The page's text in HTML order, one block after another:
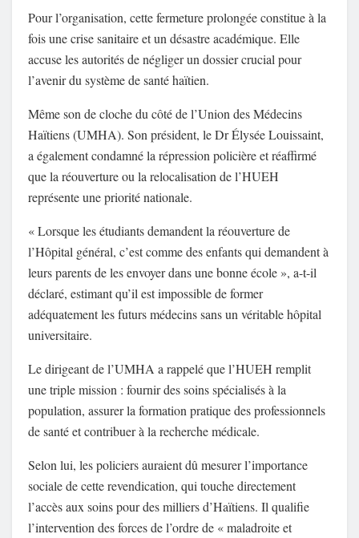
Pour l’organisation, cette fermeture prolongée constitue à la
fois une crise sanitaire et un désastre académique. Elle
accuse les autorités de négliger un dossier crucial pour
l’avenir du système de santé haïtien.
Même son de cloche du côté de l’Union des Médecins
Haïtiens (UMHA). Son président, le Dr Élysée Louissaint,
a également condamné la répression policière et réaffirmé
que la réouverture ou la relocalisation de l’HUEH
représente une priorité nationale.
« Lorsque les étudiants demandent la réouverture de
l’Hôpital général, c’est comme des enfants qui demandent à
leurs parents de les envoyer dans une bonne école », a-t-il
déclaré, estimant qu’il est impossible de former
adéquatement les futurs médecins sans un véritable hôpital
universitaire.
Le dirigeant de l’UMHA a rappelé que l’HUEH remplit
une triple mission : fournir des soins spécialisés à la
population, assurer la formation pratique des professionnels
de santé et contribuer à la recherche médicale.
Selon lui, les policiers auraient dû mesurer l’importance
sociale de cette revendication, qui touche directement
l’accès aux soins pour des milliers d’Haïtiens. Il qualifie
l’intervention des forces de l’ordre de « maladroite et